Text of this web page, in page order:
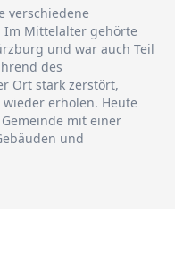
verschiedene
Im Mittelalter gehörte
und war auch Teil
des
Ort stark zerstört,
erholen. Heute
mit einer
und